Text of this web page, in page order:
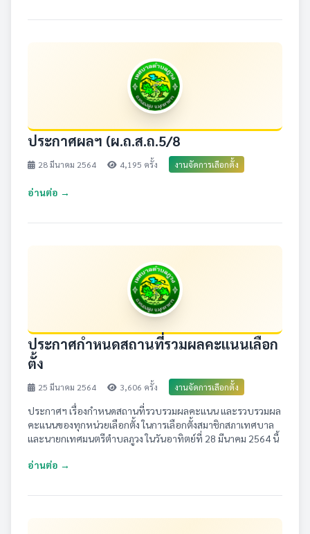
ประกาศผลฯ (ผ.ถ.ส.ถ.5/8
28 มีนาคม 2564 4,195 ครั้ง งานจัดการเลือกตั้ง
อ่านต่อ →
ประกาศกำหนดสถานที่รวมผลคะแนนเลือก
ตั้ง
25 มีนาคม 2564 3,606 ครั้ง งานจัดการเลือกตั้ง
ประกาศฯ เรื่องกำหนดสถานที่รวบรวมผลคะแนน และรวบรวมผล
คะแนนของทุกหน่วยเลือกตั้ง ในการเลือกตั้งสมาชิกสภาเทศบาล
และนายกเทศมนตรีตำบลภูวง ในวันอาทิตย์ที่ 28 มีนาคม 2564 นี้
อ่านต่อ →